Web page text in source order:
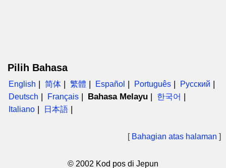
Pilih Bahasa
English 简体 繁體 Español Português
Русский
Deutsch
Français Bahasa Melayu
한국어
Italiano
日本語
[ Bahagian atas halaman ]
© 2002 Kod pos di Jepun